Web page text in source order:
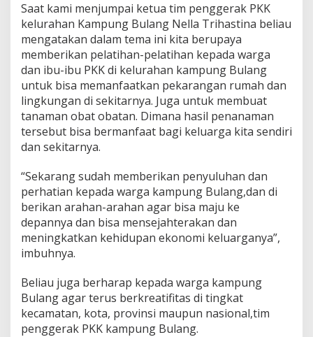
e
j
a
h
t
e
r
a
a
n
d
P
e
e
k
o
i
a
n
k
Saat kami menjumpai ketua tim penggerak PKK
kelurahan Kampung Bulang Nella Trihastina beliau
mengatakan dalam tema ini kita berupaya
memberikan pelatihan-pelatihan kepada warga
dan ibu-ibu PKK di kelurahan kampung Bulang
untuk bisa memanfaatkan pekarangan rumah dan
lingkungan di sekitarnya. Juga untuk membuat
tanaman obat obatan. Dimana hasil penanaman
tersebut bisa bermanfaat bagi keluarga kita sendiri
dan sekitarnya.
“Sekarang sudah memberikan penyuluhan dan
perhatian kepada warga kampung Bulang,dan di
berikan arahan-arahan agar bisa maju ke
depannya dan bisa mensejahterakan dan
meningkatkan kehidupan ekonomi keluarganya”,
imbuhnya.
Beliau juga berharap kepada warga kampung
Bulang agar terus berkreatifitas di tingkat
kecamatan, kota, provinsi maupun nasional,tim
penggerak PKK kampung Bulang.